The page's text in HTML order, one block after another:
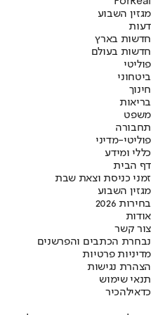
מגזין השבוע
דעות
חדשות בארץ
חדשות בעולם
פוליטי
ביטחוני
חינוך
בריאות
משפט
תחבורה
פוליטי-מדיני
כללי ומידע
דף הבית
זמני כניסת וצאת שבת
מגזין השבוע
בחירות 2026
אודות
צור קשר
נבחרת הכתבים והפרשנים
מדיניות פרטיות
הצהרת נגישות
תנאי שימוש
כדאילהכיר